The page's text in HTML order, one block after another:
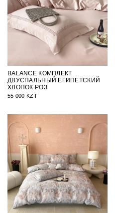
BALANCE КОМПЛЕКТ
ДВУСПАЛЬНЫЙ ЕГИПЕТСКИЙ
ХЛОПОК РОЗ
55 000 KZT